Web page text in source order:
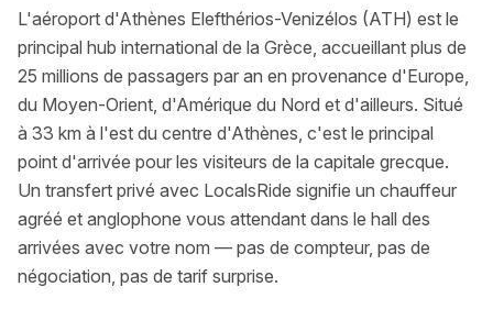
L'aéroport d'Athènes Elefthérios-Venizélos (ATH) est le
principal hub international de la Grèce, accueillant plus de
25 millions de passagers par an en provenance d'Europe,
du Moyen-Orient, d'Amérique du Nord et d'ailleurs. Situé
à 33 km à l'est du centre d'Athènes, c'est le principal
point d'arrivée pour les visiteurs de la capitale grecque.
Un transfert privé avec LocalsRide signifie un chauffeur
agréé et anglophone vous attendant dans le hall des
arrivées avec votre nom — pas de compteur, pas de
négociation, pas de tarif surprise.